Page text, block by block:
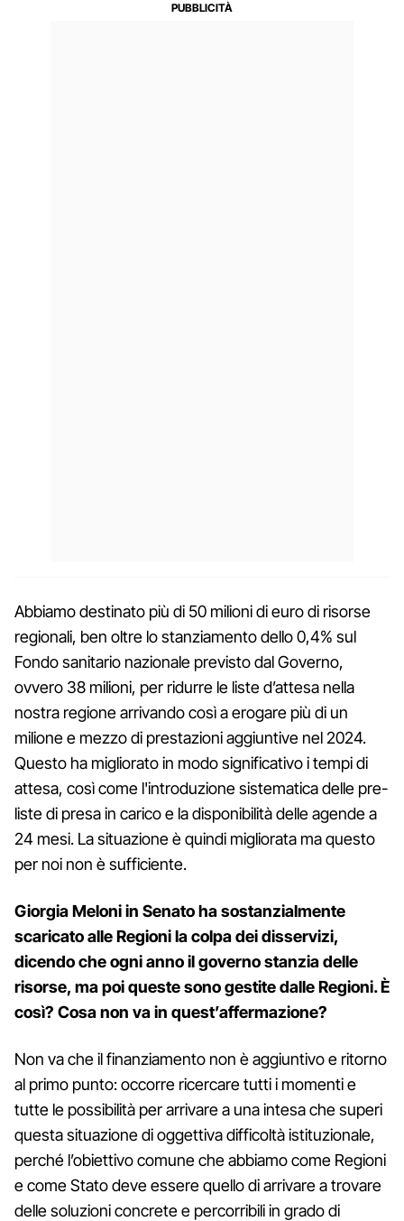
Abbiamo destinato più di 50 milioni di euro di risorse
regionali, ben oltre lo stanziamento dello 0,4% sul
Fondo sanitario nazionale previsto dal Governo,
ovvero 38 milioni, per ridurre le liste d’attesa nella
nostra regione arrivando così a erogare più di un
milione e mezzo di prestazioni aggiuntive nel 2024.
Questo ha migliorato in modo significativo i tempi di
attesa, così come l'introduzione sistematica delle pre-
liste di presa in carico e la disponibilità delle agende a
24 mesi. La situazione è quindi migliorata ma questo
per noi non è sufficiente.
Giorgia Meloni in Senato ha sostanzialmente
scaricato alle Regioni la colpa dei disservizi,
dicendo che ogni anno il governo stanzia delle
risorse, ma poi queste sono gestite dalle Regioni. È
così? Cosa non va in quest’affermazione?
Non va che il finanziamento non è aggiuntivo e ritorno
al primo punto: occorre ricercare tutti i momenti e
tutte le possibilità per arrivare a una intesa che superi
questa situazione di oggettiva difficoltà istituzionale,
perché l’obiettivo comune che abbiamo come Regioni
e come Stato deve essere quello di arrivare a trovare
delle soluzioni concrete e percorribili in grado di